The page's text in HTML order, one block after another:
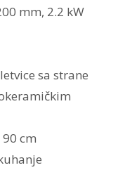
mm, 2.2 kW
sa strane
cm